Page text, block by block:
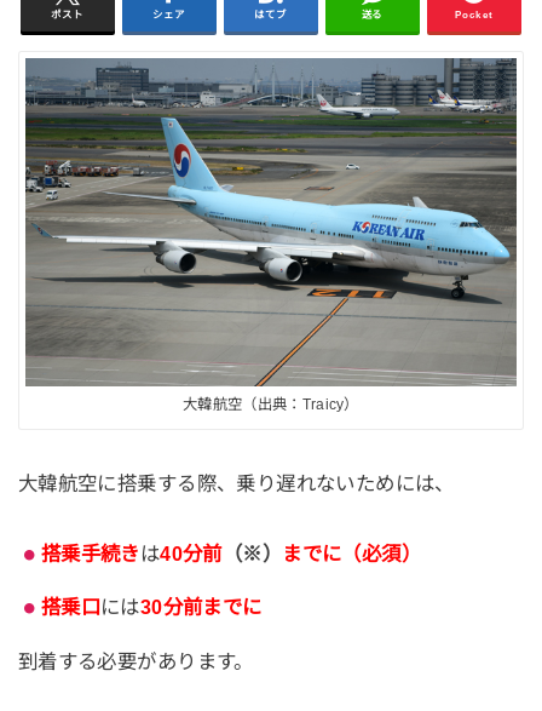
ポスト シェア はてブ 送る Pocket
大韓航空（出典：Traicy）
大韓航空に搭乗する際、乗り遅れないためには、
搭乗手続き は40分前（※） までに（必須）
搭乗口には30分前までに
到着する必要があります。